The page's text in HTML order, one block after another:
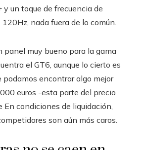
y un toque de frecuencia de
nada fuera de lo común.
panel muy bueno para la gama
el GT6, aunque lo cierto es
podamos encontrar algo mejor
euros -esta parte del precio
En condiciones de liquidación,
son aún más caros.